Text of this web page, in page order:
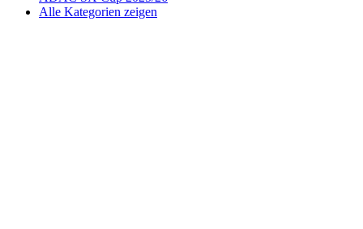
Alle Kategorien zeigen